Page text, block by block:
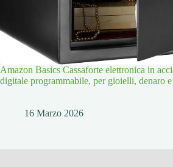
Amazon Basics Cassaforte elettronica in
digitale programmabile, per gioielli, denaro
16 Marzo 2026